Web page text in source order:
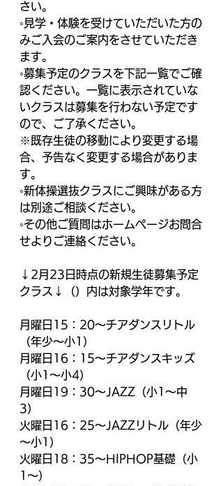
さい。
◦見学・体験を受けていただいた方の
みご入会のご案内をさせていただき
ます。
◦募集予定のクラスを下記一覧でご確
認ください。一覧に表示されていな
いクラスは募集を行わない予定です
ので、ご了承ください。
※既存生徒の移動により変更する場
合、予告なく変更する場合がありま
す。
◦新体操選抜クラスにご興味がある方
は別途ご相談ください。
◦その他ご質問はホームページお問合
せよりご連絡ください。
↓2月23日時点の新規生徒募集予定
クラス↓（）内は対象学年です。
月曜日15：20～チアダンスリトル
（年少～小1）
月曜日16：15～チアダンスキッズ
（小1～小4）
月曜日19：30～JAZZ（小1～中
3）
火曜日16：25～JAZZリトル（年少
～小1）
火曜日18：35～HIPHOP基礎（小
1～）